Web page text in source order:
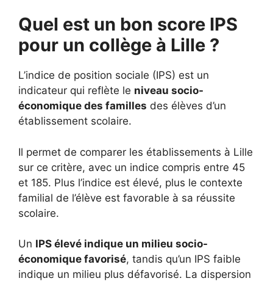
Quel est un bon score IPS
pour un collège à Lille ?
L’indice de position sociale (IPS) est un
indicateur qui reflète le niveau socio-
économique des familles des élèves d’un
établissement scolaire.
Il permet de comparer les établissements à Lille
sur ce critère, avec un indice compris entre 45
et 185. Plus l’indice est élevé, plus le contexte
familial de l’élève est favorable à sa réussite
scolaire.
Un IPS élevé indique un milieu socio-
économique favorisé, tandis qu’un IPS faible
indique un milieu plus défavorisé. La dispersion